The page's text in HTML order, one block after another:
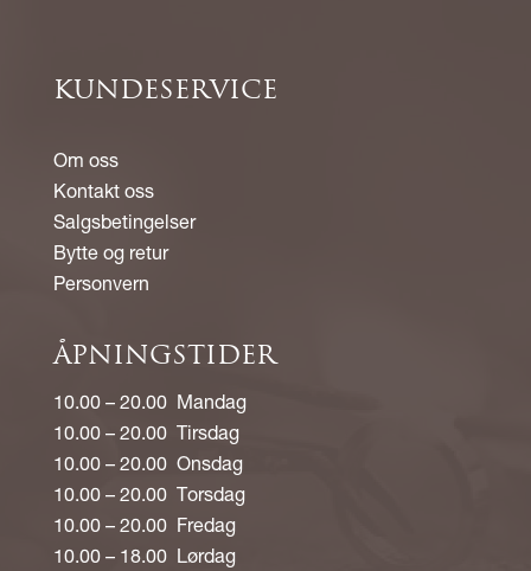
KUNDESERVICE
Om oss
Kontakt oss
Salgsbetingelser
Bytte og retur
Personvern
ÅPNINGSTIDER
10.00 – 20.00 Mandag
10.00 – 20.00 Tirsdag
10.00 – 20.00 Onsdag
10.00 – 20.00 Torsdag
10.00 – 20.00 Fredag
10.00 – 18.00 Lørdag